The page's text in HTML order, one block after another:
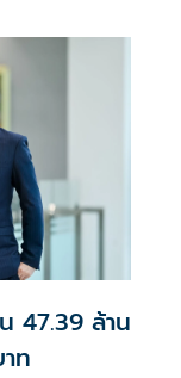
47.39 ล้าน
ท